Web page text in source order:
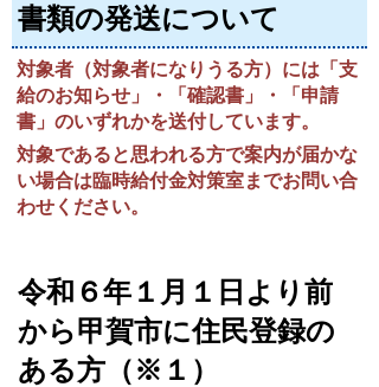
書類の発送について
対象者（対象者になりうる方）には「支
給のお知らせ」・「確認書」・「申請
書」のいずれかを送付しています。
対象であると思われる方で案内が届かな
い場合は臨時給付金対策室までお問い合
わせください。
令和６年１月１日より前
から甲賀市に住民登録の
ある方（※１）